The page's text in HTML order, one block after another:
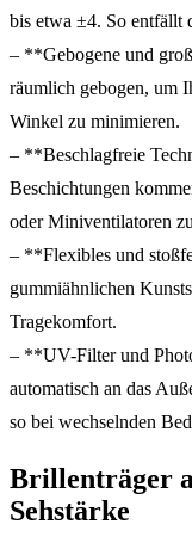
bis etwa ±4. So entfällt
– **Gebogene und
räumlich gebogen, um
Winkel zu minimieren.
– **Beschlagfreie
Beschichtungen
oder Miniventilatoren
– **Flexibles und
gummiähnlichen
Tragekomfort.
– **UV-Filter und
automatisch an das
so bei wechselnden
Brillenträger
Sehstärke